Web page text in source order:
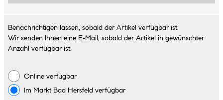
Benachrichtigen lassen, sobald der Artikel verfügbar ist.
Wir senden Ihnen eine E-Mail, sobald der Artikel in gewünschter
Anzahl verfügbar ist.
Online verfügbar
Im Markt Bad Hersfeld verfügbar